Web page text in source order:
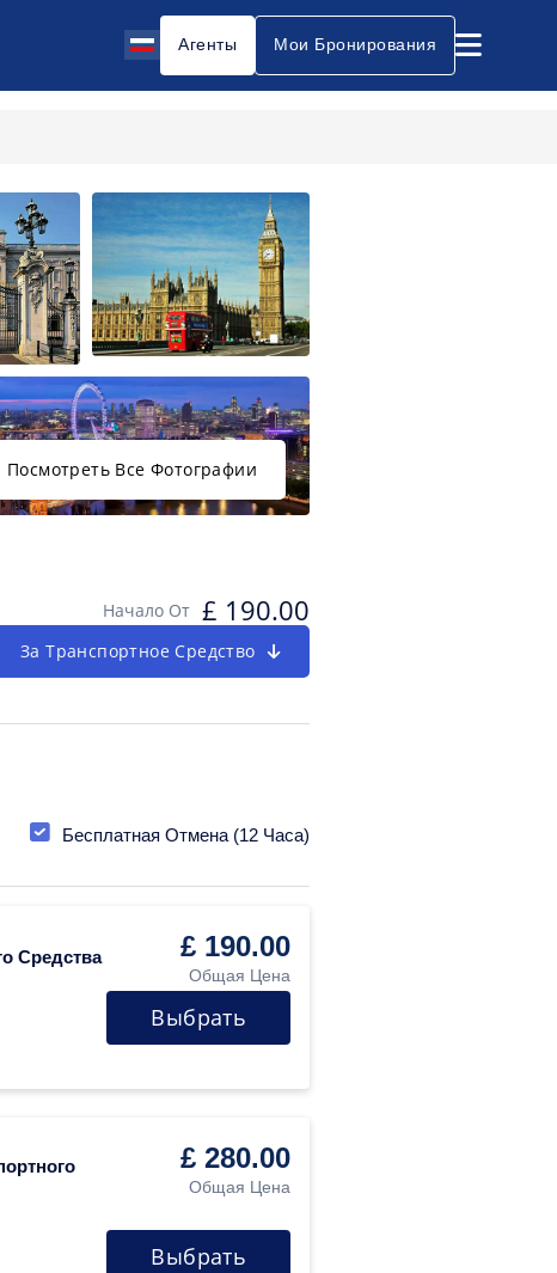
Агенты Мои Бронирования
Посмотреть Все Фотографии
Начало От £ 190.00
За Транспортное Средство
Бесплатная Отмена (12 Часа)
Средства £ 190.00
Общая Цена
Выбрать
£ 280.00
Общая Цена
Выбрать